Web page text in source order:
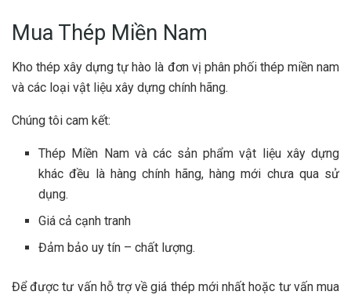
Mua Thép Miền Nam
Kho thép xây dựng tự hào là đơn vị phân phối thép miền nam
và các loại vật liệu xây dựng chính hãng.
Chúng tôi cam kết:
Thép Miền Nam và các sản phẩm vật liệu xây dựng
khác đều là hàng chính hãng, hàng mới chưa qua sử
dụng.
Giá cả cạnh tranh
Đảm bảo uy tín – chất lượng.
Để được tư vấn hỗ trợ về giá thép mới nhất hoặc tư vấn mua